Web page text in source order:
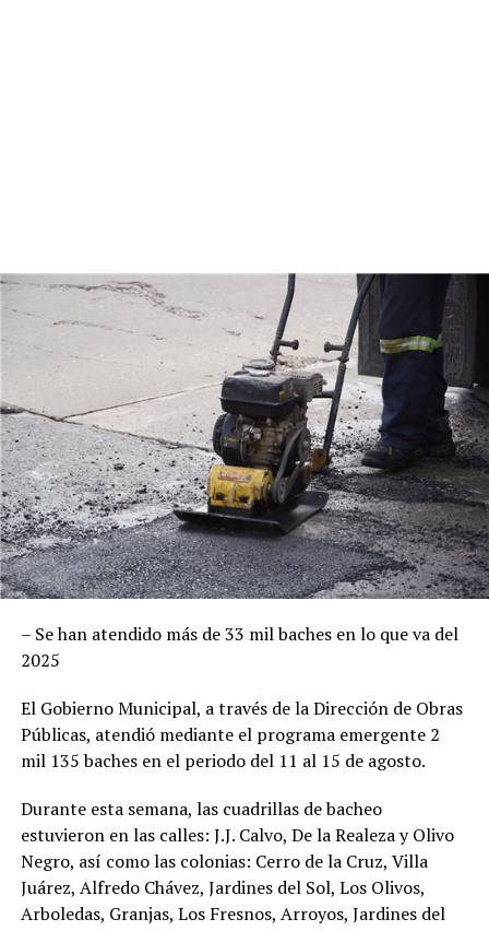
– Se han atendido más de 33 mil baches en lo que va del
2025
El Gobierno Municipal, a través de la Dirección de Obras
Públicas, atendió mediante el programa emergente 2
mil 135 baches en el periodo del 11 al 15 de agosto.
Durante esta semana, las cuadrillas de bacheo
estuvieron en las calles: J.J. Calvo, De la Realeza y Olivo
Negro, así como las colonias: Cerro de la Cruz, Villa
Juárez, Alfredo Chávez, Jardines del Sol, Los Olivos,
Arboledas, Granjas, Los Fresnos, Arroyos, Jardines del